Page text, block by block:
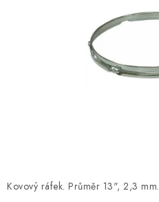
KYTAROVÉ PŘÍSLUŠENSTVÍ
KONTAKTY
Kovový ráfek. Průměr 13", 2,3 mm.